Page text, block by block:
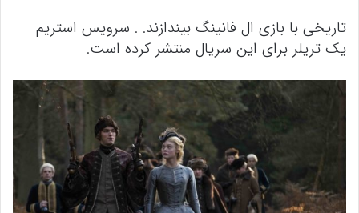
تاریخی با بازی ال فانینگ بیندازند. . سرویس استریم
یک تریلر برای این سریال منتشر کرده است.